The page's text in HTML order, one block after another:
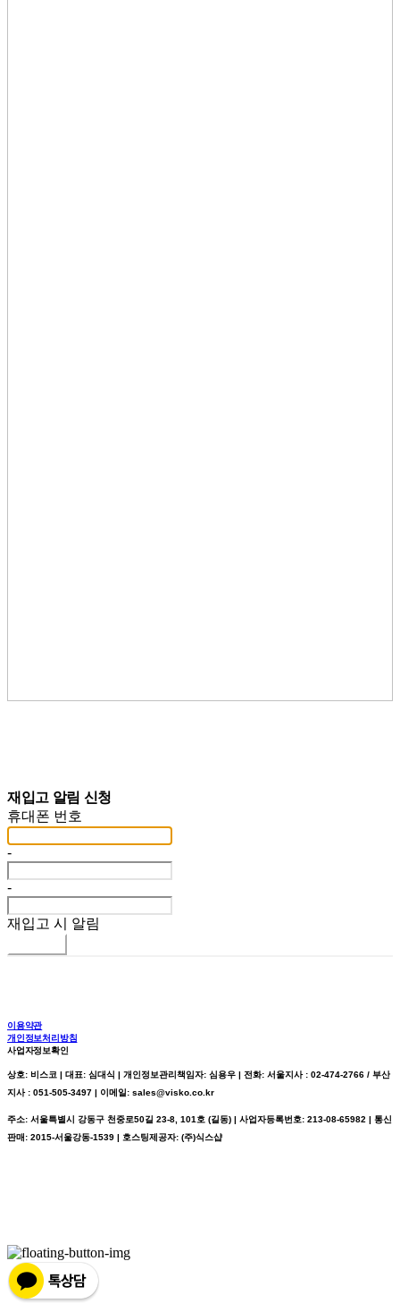
재입고 알림 신청
휴대폰 번호
-
-
재입고 시 알림
이용약관
개인정보처리방침
사업자정보확인
상호: 비스코 | 대표: 심대식 | 개인정보관리책임자: 심용우 | 전화: 서울지사 : 02-474-2766 / 부산
지사 : 051-505-3497 | 이메일: sales@visko.co.kr
주소: 서울특별시 강동구 천중로50길 23-8, 101호 (길동) | 사업자등록번호: 213-08-65982 | 통신
판매: 2015-서울강동-1539 | 호스팅제공자: (주)식스샵